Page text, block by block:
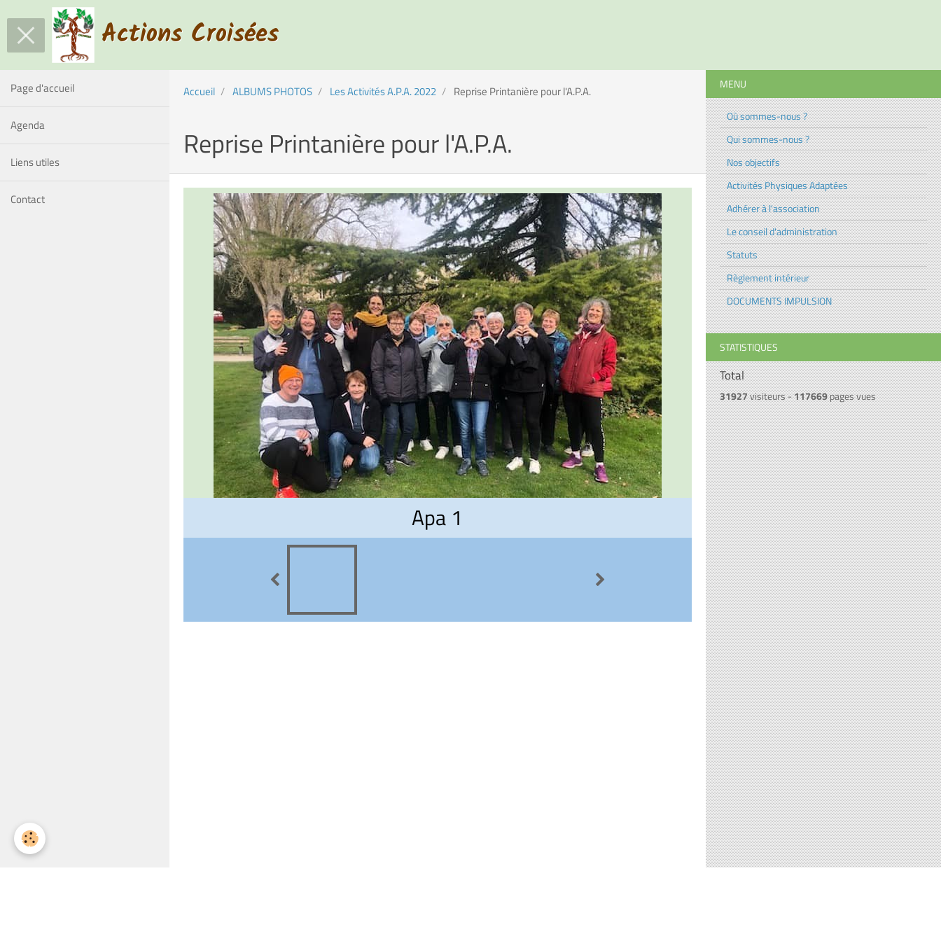
Actions Croisées
Page d'accueil
Agenda
Liens utiles
Contact
Accueil ALBUMS PHOTOS Les Activités A.P.A. 2022 Reprise Printanière pour l'A.P.A.
Reprise Printanière pour l'A.P.A.
Apa 1
MENU
Où sommes-nous ?
Qui sommes-nous ?
Nos objectifs
Activités Physiques Adaptées
Adhérer à l'association
Le conseil d'administration
Statuts
Règlement intérieur
DOCUMENTS IMPULSION
STATISTIQUES
Total
31927visiteurs -117669pages vues